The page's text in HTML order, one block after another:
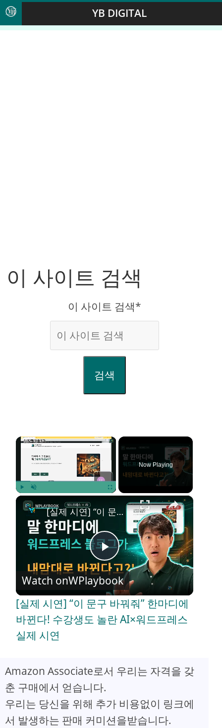
YB DIGITAL
이 사이트 검색
이 사이트 검색*
검색
×
Now Playing
×
P
l
a
V
i
[실제 시연] “이 문구 바꿔줘” 한마디에 바뀐다! 수강생도 놀란 AI×워드프레스 실제 시연
Watch onWPlaybook
[실제 시연] “이 문구 바꿔줘” 한마디에
바뀐다! 수강생도 놀란 AI×워드프레스
실제 시연
Amazon Associate로서 우리는 자격을 갖
춘 구매에서 얻습니다.
우리는 당신을 위해 추가 비용없이 링크에
서 발생하는 판매 커미션을받습니다.